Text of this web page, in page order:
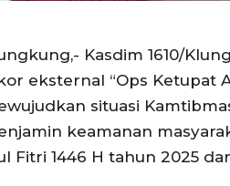
Kasdim 1610/
eksternal “Ops Ketupat
situasi
keamanan
Fitri 1446 H tahun 2025